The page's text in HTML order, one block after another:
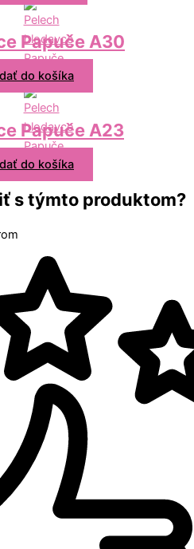
Papuče A30
do košíka
Papuče A23
do košíka
s týmto produktom?